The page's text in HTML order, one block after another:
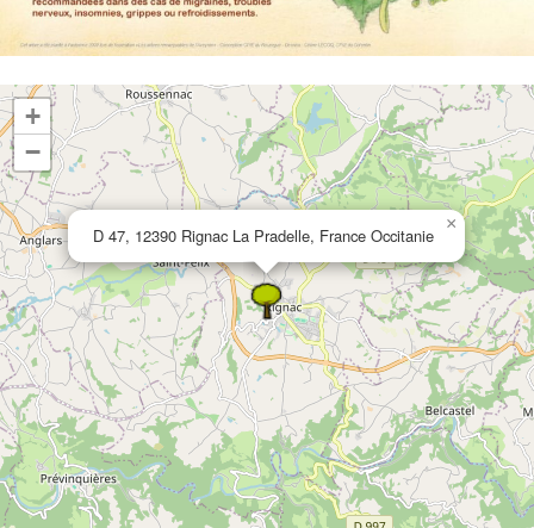
D 47, 12390 Rignac La Pradelle, France Occitanie
×
+
−